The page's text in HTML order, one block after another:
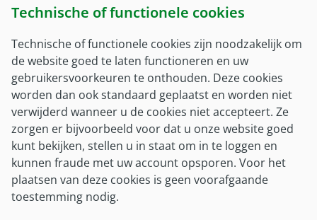
Voor wie?
Voor wie
Militair in dienst
Militair uit dienst
Militaire kinderen
Gezinsleden EU
Wereldcollectiviteit
Reservist
Vergoedingenoverzicht
Zorgkostenfactuur
Declareren
Uitzonderingen
Zorgaanbieders
Pilot DTD
Buitenland
Plaatsing buiten Nederland
Vestiging buiten Nederland
Tijdelijk verblijf buiten Nederland
Zorg buiten Nederland
Gezinsleden EU
Wereldcollectiviteit
Overig
Klantenservice
Service
Klantenservice
Customer service (EN)
Veelgestelde vragen
Klacht melden
Wijziging doorgeven
Mijn SZVK
Technische of functionele cookies
Technische of functionele cookies zijn noodzakelijk om
de website goed te laten functioneren en uw
gebruikersvoorkeuren te onthouden. Deze cookies
worden dan ook standaard geplaatst en worden niet
verwijderd wanneer u de cookies niet accepteert. Ze
zorgen er bijvoorbeeld voor dat u onze website goed
kunt bekijken, stellen u in staat om in te loggen en
kunnen fraude met uw account opsporen. Voor het
plaatsen van deze cookies is geen voorafgaande
toestemming nodig.